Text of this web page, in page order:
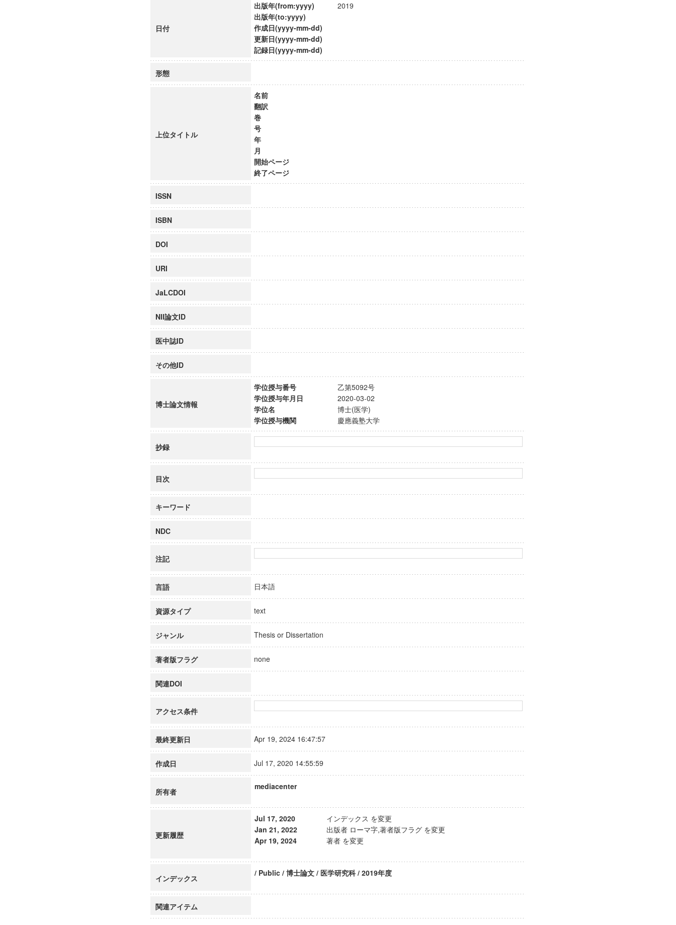
日付
出版年(from:yyyy)
2019
出版年(to:yyyy)
作成日(yyyy-mm-dd)
更新日(yyyy-mm-dd)
記録日(yyyy-mm-dd)
形態
上位タイトル
名前
翻訳
巻
号
年
月
開始ページ
終了ページ
ISSN
ISBN
DOI
URI
JaLCDOI
NII論文ID
医中誌ID
その他ID
博士論文情報
学位授与番号
乙第5092号
学位授与年月日
2020-03-02
学位名
博士(医学)
学位授与機関
慶應義塾大学
抄録
目次
キーワード
NDC
注記
言語 日本語
資源タイプ text
ジャンル Thesis or Dissertation
著者版フラグ none
関連DOI
アクセス条件
最終更新日 Apr 19, 2024 16:47:57
作成日 Jul 17, 2020 14:55:59
所有者
mediacenter
更新履歴
Jul 17, 2020
インデックス を変更
Jan 21, 2022
出版者 ローマ字,著者版フラグ を変更
Apr 19, 2024
著者 を変更
インデックス
/ Public / 博士論文 / 医学研究科 / 2019年度
関連アイテム